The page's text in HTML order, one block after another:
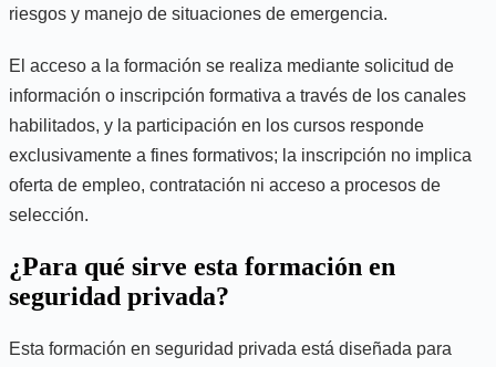
riesgos y manejo de situaciones de emergencia.
El acceso a la formación se realiza mediante solicitud de
información o inscripción formativa a través de los canales
habilitados, y la participación en los cursos responde
exclusivamente a fines formativos; la inscripción no implica
oferta de empleo, contratación ni acceso a procesos de
selección.
¿Para qué sirve esta formación en
seguridad privada?
Esta formación en seguridad privada está diseñada para